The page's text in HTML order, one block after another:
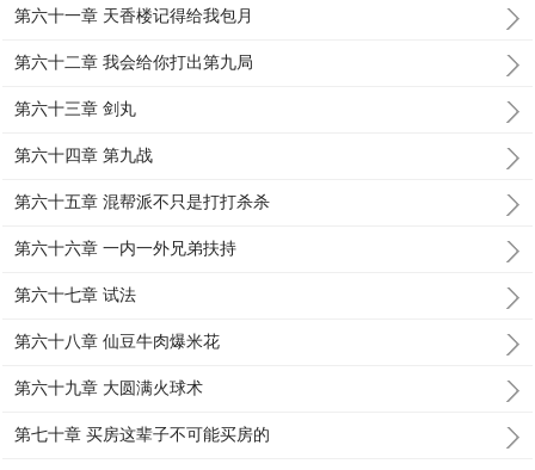
第六十一章 天香楼记得给我包月
第六十二章 我会给你打出第九局
第六十三章 剑丸
第六十四章 第九战
第六十五章 混帮派不只是打打杀杀
第六十六章 一内一外兄弟扶持
第六十七章 试法
第六十八章 仙豆牛肉爆米花
第六十九章 大圆满火球术
第七十章 买房这辈子不可能买房的